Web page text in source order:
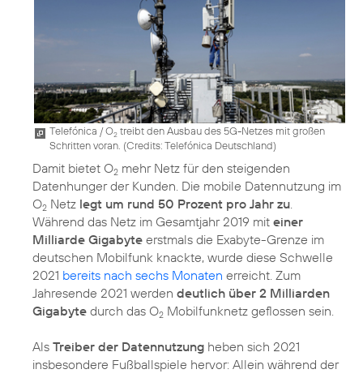
Telefónica / O2 treibt den Ausbau des 5G-Netzes mit großen
Schritten voran. (Credits: Telefónica Deutschland)
Damit bietet O2 mehr Netz für den steigenden
Datenhunger der Kunden. Die mobile Datennutzung im
O2 Netz legt um rund 50 Prozent pro Jahr zu.
Während das Netz im Gesamtjahr 2019 mit einer
Milliarde Gigabyte erstmals die Exabyte-Grenze im
deutschen Mobilfunk knackte, wurde diese Schwelle
2021 bereits nach sechs Monaten erreicht. Zum
Jahresende 2021 werden deutlich über 2 Milliarden
Gigabyte durch das O2 Mobilfunknetz geflossen sein.
Als Treiber der Datennutzung heben sich 2021
insbesondere Fußballspiele hervor: Allein während der